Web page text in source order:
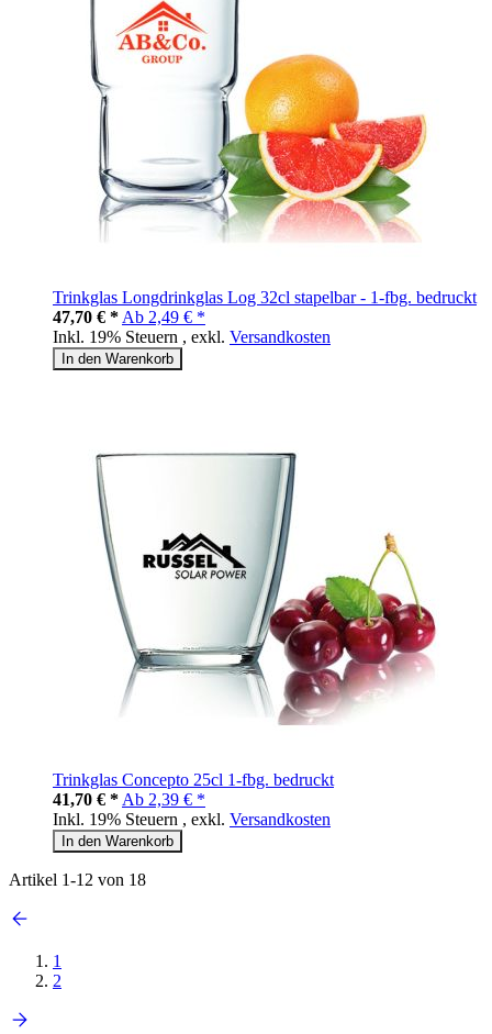
Trinkglas Longdrinkglas Log 32cl stapelbar - 1-fbg. bedruckt
47,70 € * Ab 2,49 € *
Inkl. 19% Steuern , exkl. Versandkosten
In den Warenkorb
Trinkglas Concepto 25cl 1-fbg. bedruckt
41,70 € * Ab 2,39 € *
Inkl. 19% Steuern , exkl. Versandkosten
In den Warenkorb
Artikel 1-12 von 18
1
2